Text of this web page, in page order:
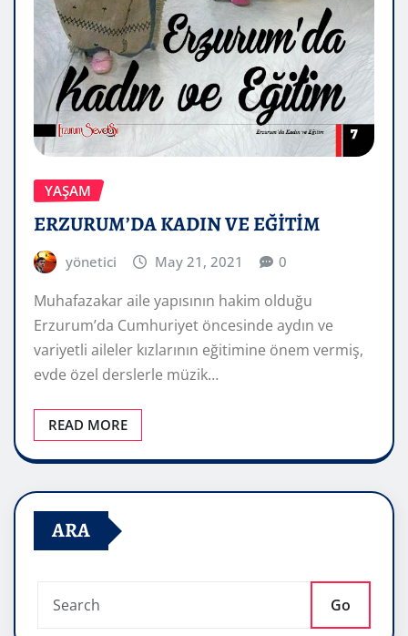
YAŞAM
ERZURUM’DA KADIN VE EĞİTİM
yönetici May 21, 2021 0
Muhafazakar aile yapısının hakim olduğu
Erzurum’da Cumhuriyet öncesinde aydın ve
variyetli aileler kızlarının eğitimine önem vermiş,
evde özel derslerle müzik…
READ MORE
ARA
Go